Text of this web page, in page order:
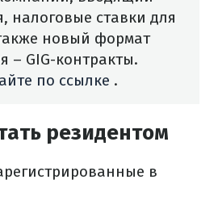
налоговые ставки для
новый формат
– GIG-контракты.
по ссылке .
резидентом
в